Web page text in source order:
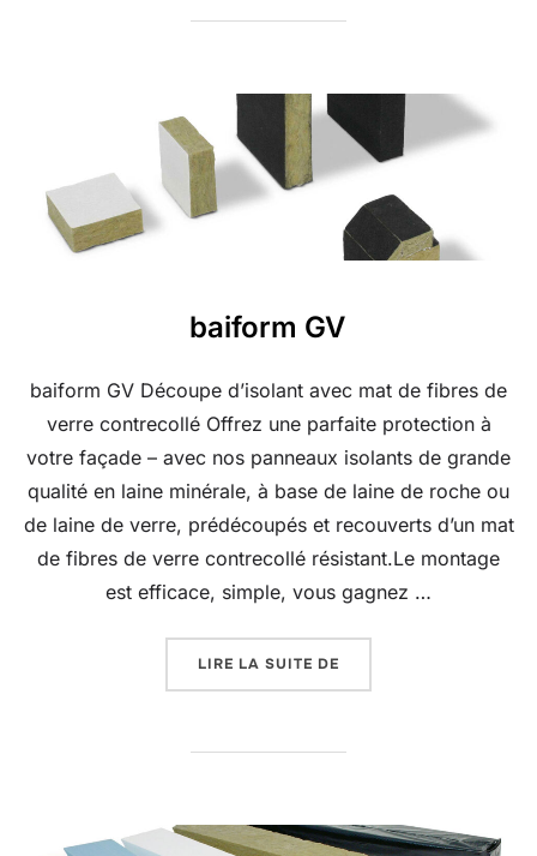
baiform GV
baiform GV Découpe d’isolant avec mat de fibres de
verre contrecollé Offrez une parfaite protection à
votre façade – avec nos panneaux isolants de grande
qualité en laine minérale, à base de laine de roche ou
de laine de verre, prédécoupés et recouverts d’un mat
de fibres de verre contrecollé résistant.Le montage
est efficace, simple, vous gagnez …
LIRE LA SUITE DE